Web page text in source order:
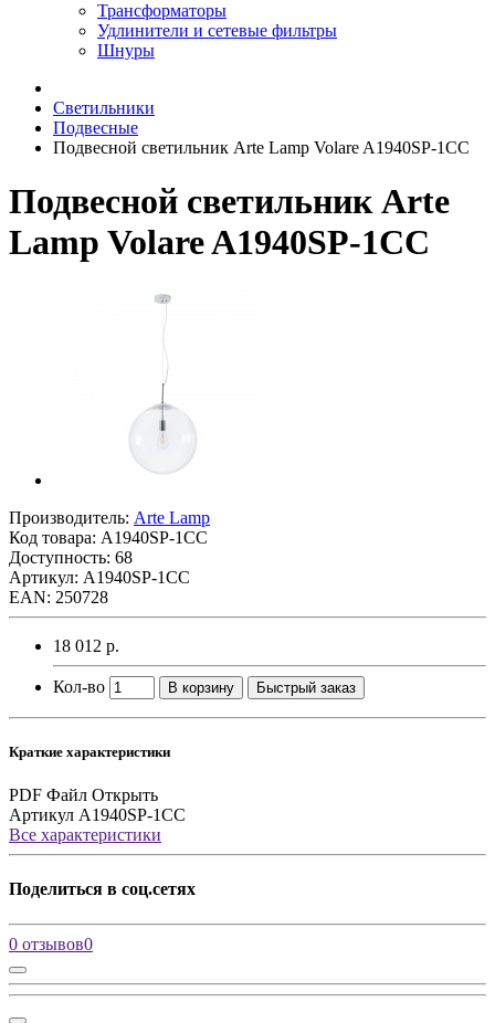
Трансформаторы
Удлинители и сетевые фильтры
Шнуры
Светильники
Подвесные
Подвесной светильник Arte Lamp Volare A1940SP-1CC
Подвесной светильник Arte
Lamp Volare A1940SP-1CC
Производитель: Arte Lamp
Код товара: A1940SP-1CC
Доступность: 68
Артикул: A1940SP-1CC
EAN: 250728
18 012 р.
Кол-во В корзину Быстрый заказ
Краткие характеристики
PDF Файл Открыть
Артикул A1940SP-1CC
Все характеристики
Поделиться в соц.сетях
0 отзывов0